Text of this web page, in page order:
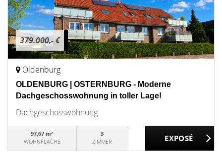
379.000,- €
Oldenburg
OLDENBURG | OSTERNBURG - Moderne
Dachgeschosswohnung in toller Lage!
Dachgeschosswohnung
97,67 m²
WOHNFLÄCHE
3
ZIMMER